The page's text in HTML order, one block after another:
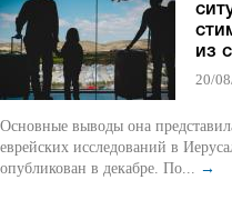
из
20/
Основные выводы она
еврейских исследований в
опубликован в декабре. По... →